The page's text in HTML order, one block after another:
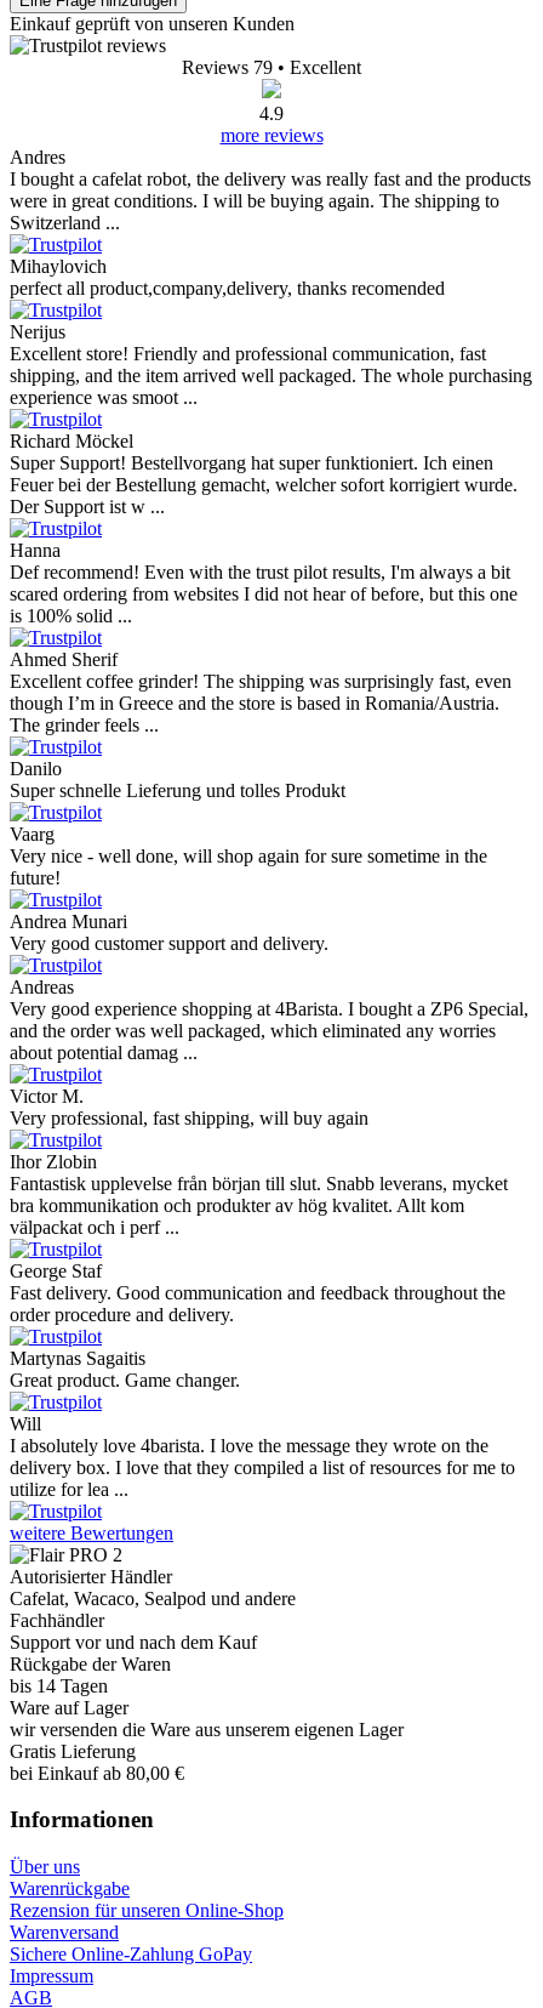
Einkauf geprüft von unseren Kunden
Reviews 79 • Excellent
4.9
more reviews
Andres
I bought a cafelat robot, the delivery was really fast and the products
were in great conditions. I will be buying again. The shipping to
Switzerland ...
Mihaylovich
perfect all product,company,delivery, thanks recomended
Nerijus
Excellent store! Friendly and professional communication, fast
shipping, and the item arrived well packaged. The whole purchasing
experience was smoot ...
Richard Möckel
Super Support! Bestellvorgang hat super funktioniert. Ich einen
Feuer bei der Bestellung gemacht, welcher sofort korrigiert wurde.
Der Support ist w ...
Hanna
Def recommend! Even with the trust pilot results, I'm always a bit
scared ordering from websites I did not hear of before, but this one
is 100% solid ...
Ahmed Sherif
Excellent coffee grinder! The shipping was surprisingly fast, even
though I’m in Greece and the store is based in Romania/Austria.
The grinder feels ...
Danilo
Super schnelle Lieferung und tolles Produkt
Vaarg
Very nice - well done, will shop again for sure sometime in the
future!
Andrea Munari
Very good customer support and delivery.
Andreas
Very good experience shopping at 4Barista. I bought a ZP6 Special,
and the order was well packaged, which eliminated any worries
about potential damag ...
Victor M.
Very professional, fast shipping, will buy again
Ihor Zlobin
Fantastisk upplevelse från början till slut. Snabb leverans, mycket
bra kommunikation och produkter av hög kvalitet. Allt kom
välpackat och i perf ...
George Staf
Fast delivery. Good communication and feedback throughout the
order procedure and delivery.
Martynas Sagaitis
Great product. Game changer.
Will
I absolutely love 4barista. I love the message they wrote on the
delivery box. I love that they compiled a list of resources for me to
utilize for lea ...
weitere Bewertungen
Autorisierter Händler
Cafelat, Wacaco, Sealpod und andere
Fachhändler
Support vor und nach dem Kauf
Rückgabe der Waren
bis 14 Tagen
Ware auf Lager
wir versenden die Ware aus unserem eigenen Lager
Gratis Lieferung
bei Einkauf ab 80,00 €
Informationen
Über uns
Warenrückgabe
Rezension für unseren Online-Shop
Warenversand
Sichere Online-Zahlung GoPay
Impressum
AGB